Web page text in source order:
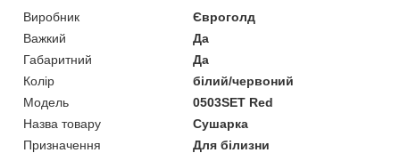
Виробник
Євроголд
Важкий
Да
Габаритний
Да
Колір
білий/червоний
Мoдель
0503SET Red
Назва товару
Сушарка
Призначення
Для білизни